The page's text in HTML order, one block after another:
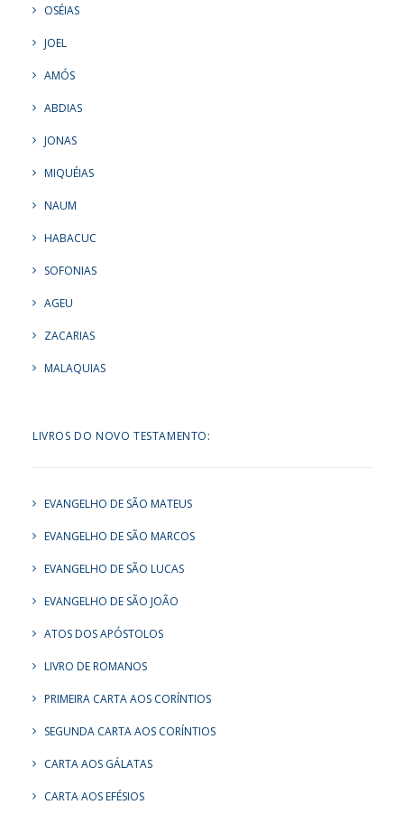
OSÉIAS
JOEL
AMÓS
ABDIAS
JONAS
MIQUÉIAS
NAUM
HABACUC
SOFONIAS
AGEU
ZACARIAS
MALAQUIAS
LIVROS DO NOVO TESTAMENTO:
EVANGELHO DE SÃO MATEUS
EVANGELHO DE SÃO MARCOS
EVANGELHO DE SÃO LUCAS
EVANGELHO DE SÃO JOÃO
ATOS DOS APÓSTOLOS
LIVRO DE ROMANOS
PRIMEIRA CARTA AOS CORÍNTIOS
SEGUNDA CARTA AOS CORÍNTIOS
CARTA AOS GÁLATAS
CARTA AOS EFÉSIOS